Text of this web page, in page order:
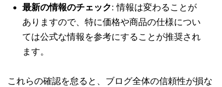
最新の情報のチェック: 情報は変わることが
ありますので、特に価格や商品の仕様につい
ては公式な情報を参考にすることが推奨され
ます。
これらの確認を怠ると、ブログ全体の信頼性が損な